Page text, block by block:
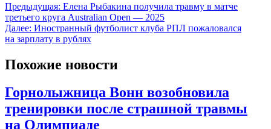
Предыдущая: Елена Рыбакина получила травму в матче
третьего круга Australian Open — 2025
Далее: Иностранный футболист клуба РПЛ пожаловался
на зарплату в рублях
Похожие новости
Горнолыжница Вонн возобновила
тренировки после страшной травмы
на Олимпиаде